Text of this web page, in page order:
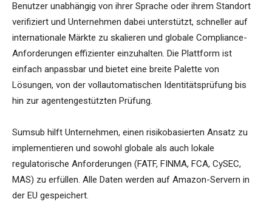
Benutzer unabhängig von ihrer Sprache oder ihrem Standort
verifiziert und Unternehmen dabei unterstützt, schneller auf
internationale Märkte zu skalieren und globale Compliance-
Anforderungen effizienter einzuhalten. Die Plattform ist
einfach anpassbar und bietet eine breite Palette von
Lösungen, von der vollautomatischen Identitätsprüfung bis
hin zur agentengestützten Prüfung.
Sumsub hilft Unternehmen, einen risikobasierten Ansatz zu
implementieren und sowohl globale als auch lokale
regulatorische Anforderungen (FATF, FINMA, FCA, CySEC,
MAS) zu erfüllen. Alle Daten werden auf Amazon-Servern in
der EU gespeichert.